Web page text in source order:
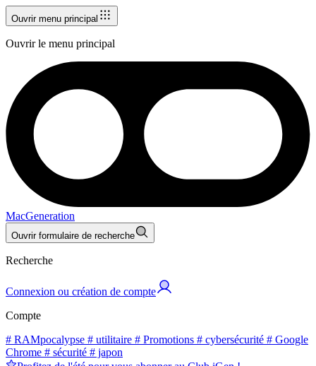
Ouvrir menu principal
Ouvrir le menu principal
MacGeneration
Ouvrir formulaire de recherche
Recherche
Connexion ou création de compte
Compte
# RAMpocalypse # utilitaire # Promotions # cybersécurité # Google
Chrome # sécurité # japon